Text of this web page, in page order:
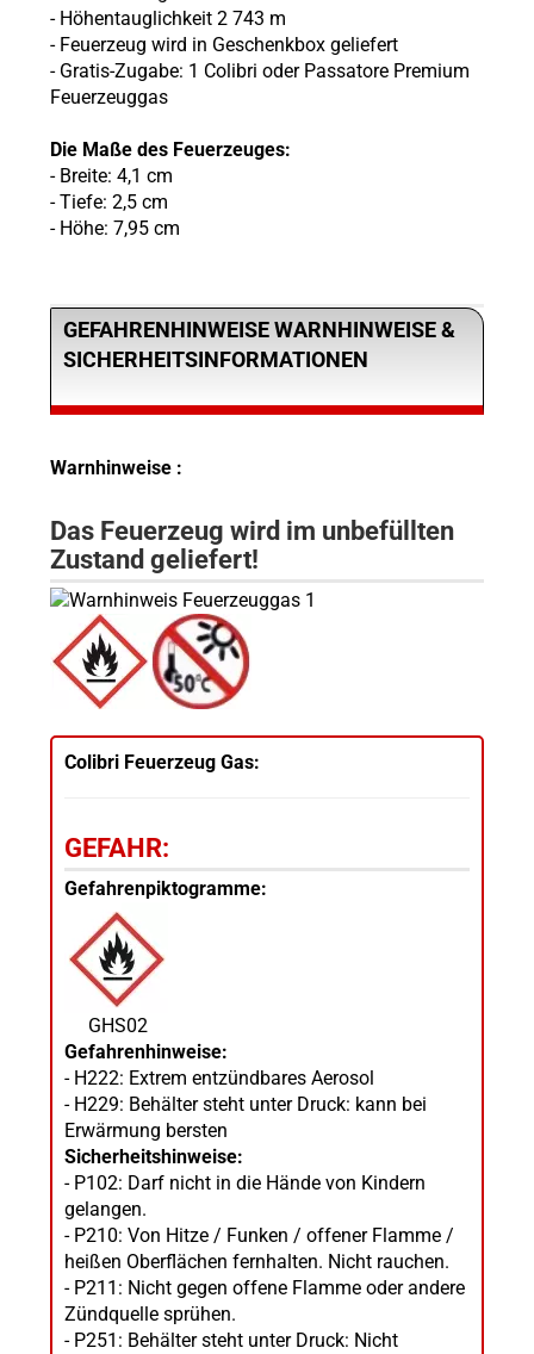
- Höhentauglichkeit 2 743 m
- Feuerzeug wird in Geschenkbox geliefert
- Gratis-Zugabe: 1 Colibri oder Passatore Premium
Feuerzeuggas
Die Maße des Feuerzeuges:
- Breite: 4,1 cm
- Tiefe: 2,5 cm
- Höhe: 7,95 cm
GEFAHRENHINWEISE WARNHINWEISE &
SICHERHEITSINFORMATIONEN
Warnhinweise :
Das Feuerzeug wird im unbefüllten
Zustand geliefert!
Colibri Feuerzeug Gas:
GEFAHR:
Gefahrenpiktogramme:
GHS02
Gefahrenhinweise:
- H222: Extrem entzündbares Aerosol
- H229: Behälter steht unter Druck: kann bei
Erwärmung bersten
Sicherheitshinweise:
- P102: Darf nicht in die Hände von Kindern
gelangen.
- P210: Von Hitze / Funken / offener Flamme /
heißen Oberflächen fernhalten. Nicht rauchen.
- P211: Nicht gegen offene Flamme oder andere
Zündquelle sprühen.
- P251: Behälter steht unter Druck: Nicht